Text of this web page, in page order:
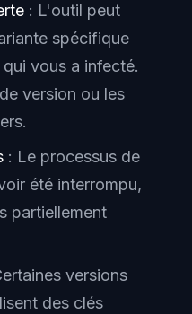
: L'outil peut
spécifique
vous a infecté.
version ou les
: Le processus de
été interrompu,
partiellement
versions
des clés